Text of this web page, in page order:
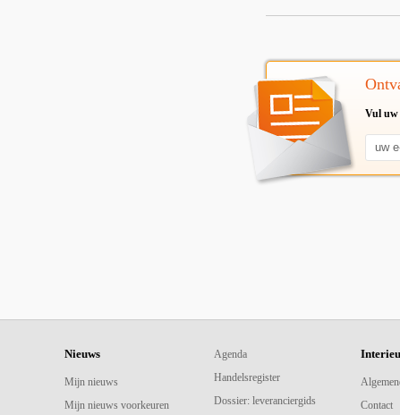
Vul uw
Nieuws
Mijn nieuws
Mijn nieuws voorkeuren
Agenda
Handelsregister
Dossier: leveranciergids
Contact